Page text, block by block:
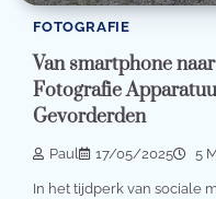
FOTOGRAFIE
Van smartphone
Fotografie
Gevorderden
Paul 17/05/2025 5
In het tijdperk van sociale